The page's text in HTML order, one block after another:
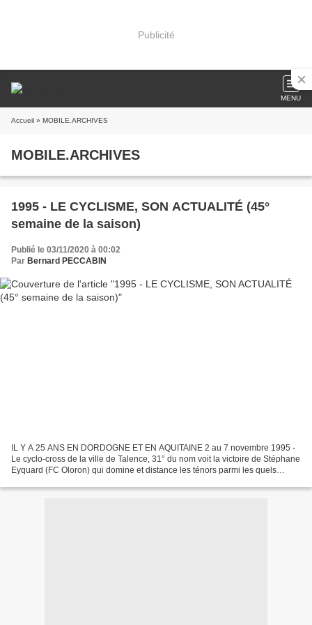
Publicité
MENU
Accueil » MOBILE.ARCHIVES
MOBILE.ARCHIVES
1995 - LE CYCLISME, SON ACTUALITÉ (45°
semaine de la saison)
Publié le 03/11/2020 à 00:02
Par Bernard PECCABIN
IL Y A 25 ANS EN DORDOGNE ET EN AQUITAINE 2 au 7 novembre 1995 -
Le cyclo-cross de la ville de Talence, 31° du nom voit la victoire de Stéphane
Eyquard (FC Oloron) qui domine et distance les ténors parmi les quels